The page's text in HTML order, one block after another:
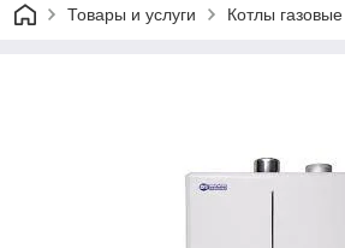
Товары и услуги Котлы газовые